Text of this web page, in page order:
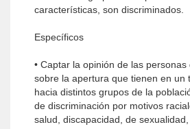
características, son discriminados.
Específicos
• Captar la opinión de las personas
sobre la apertura que tienen en un
hacia distintos grupos de la
de discriminación por motivos
salud, discapacidad, de sexualidad,